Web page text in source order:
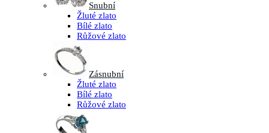
Snubní
Žluté zlato
Bílé zlato
Růžové zlato
Zásnubní
Žluté zlato
Bílé zlato
Růžové zlato